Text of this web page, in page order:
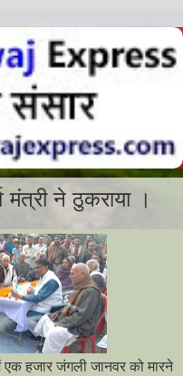
मंत्री ने ठुकराया ।
एक हजार जंगली जानवर को मारने